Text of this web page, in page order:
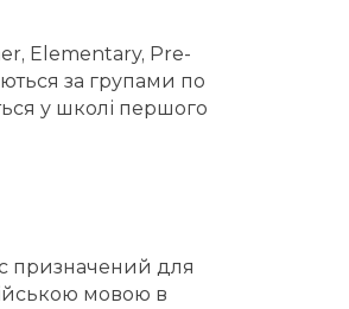
Elementary, Pre-
за групами по
у школі першого
призначений для
мовою в